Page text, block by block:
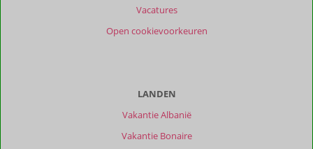
Vacatures
Open cookievoorkeuren
LANDEN
Vakantie Albanië
Vakantie Bonaire